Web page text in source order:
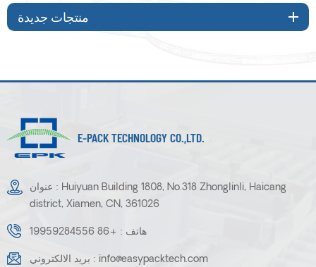
منتجات جديدة
E-PACK TECHNOLOGY CO.,LTD.
عنوان : Huiyuan Building 1808, No.318 Zhonglinli, Haicang
district, Xiamen, CN, 361026
هاتف : +86 19959284556
بريد الالكتروني : info@easypacktech.com